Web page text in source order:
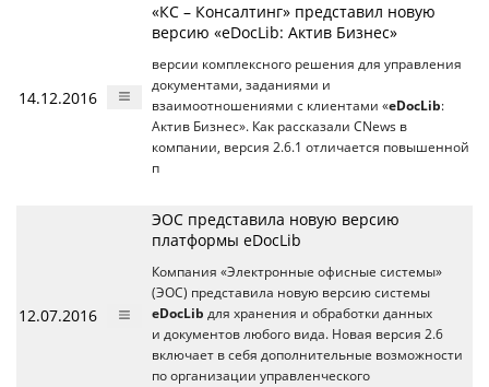
14.12.2016
«КС – Консалтинг» представил новую
версию «eDocLib: Актив Бизнес»
версии комплексного решения для управления
документами, заданиями и
взаимоотношениями с клиентами «eDocLib:
Актив Бизнес». Как рассказали CNews в
компании, версия 2.6.1 отличается повышенной
п
12.07.2016
ЭОС представила новую версию
платформы eDocLib
Компания «Электронные офисные системы»
(ЭОС) представила новую версию системы
eDocLib для хранения и обработки данных
и документов любого вида. Новая версия 2.6
включает в себя дополнительные возможности
по организации управленческого